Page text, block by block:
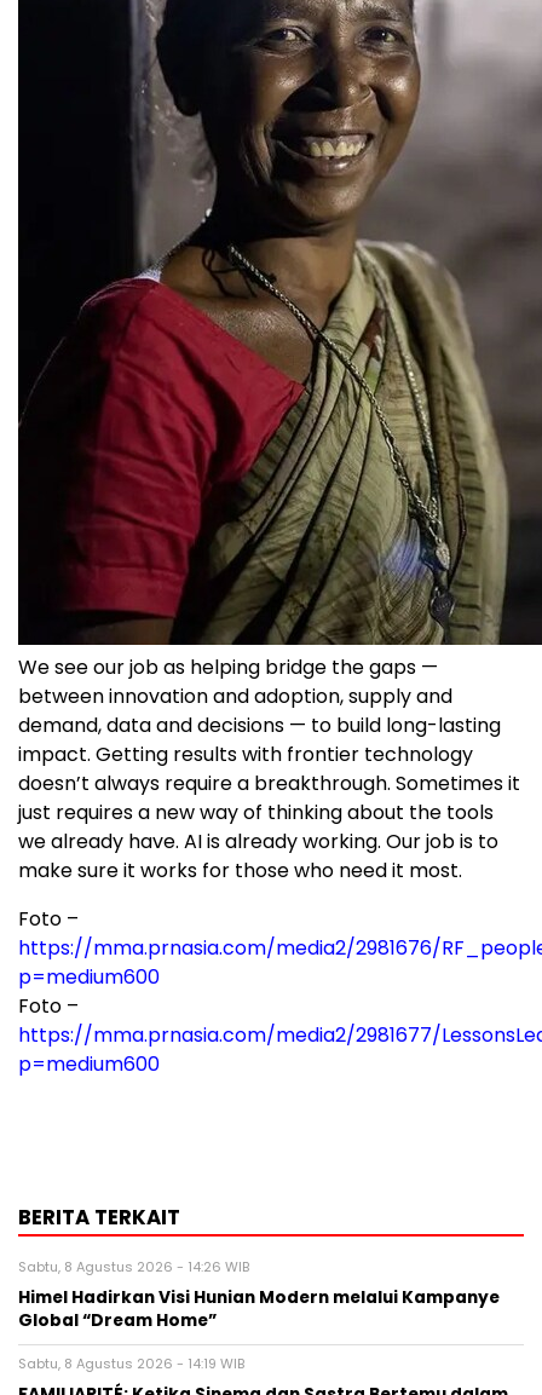
We see our job as helping bridge the gaps —
between innovation and adoption, supply and
demand, data and decisions — to build long-lasting
impact. Getting results with frontier technology
doesn’t always require a breakthrough. Sometimes it
just requires a new way of thinking about the tools
we already have. AI is already working. Our job is to
make sure it works for those who need it most.
Foto –
https://mma.prnasia.com/media2/2981676/
p=medium600
Foto –
https://mma.prnasia.com/media2/2981677/
p=medium600
BERITA TERKAIT
Sabtu, 8 Agustus 2026 - 14:26 WIB
Himel Hadirkan Visi Hunian Modern melalui Kampanye
Global “Dream Home”
Sabtu, 8 Agustus 2026 - 14:19 WIB